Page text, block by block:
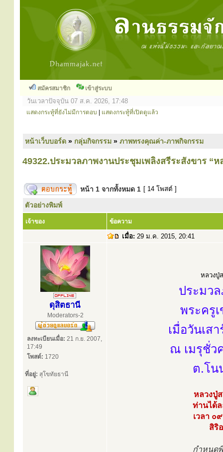
สมัครสมาชิก เข้าสู่ระบบ
วันเวลาปัจจุบัน 07 ส.ค. 2026, 17:48
แสดงกระทู้ที่ยังไม่มีการตอบ แสดงกระทู้ที่เปิดดูแล้ว
หน้าเว็บบอร์ด » กลุ่มกิจกรรม » ภาพทรงคุณค่า-ภาพกิจกรรม
49322.ประมวลภาพงานประชุมเพลิงสรีระสังขาร “
หน้า 1 จากทั้งหมด 1 [ 14 โพสต์ ]
ตัวอย่างพิมพ์
เจ้าของ ข้อความ
เมื่อ: 29 ม.ค. 2015, 20:41
ดุสิตธานี
Moderators-2
ลงทะเบียนเมื่อ: 21 ก.ย. 2007,
17:49
โพสต์: 1720
ที่อยู่: สุโขทัยธานี
หลวงปู่
ประมว
พระครู
เมื่อวันเ
ณ เมรุชั่ว
ต.โน
หลวงปู่
ท่านได้
เวลา ๐
สิริ
กำหนด